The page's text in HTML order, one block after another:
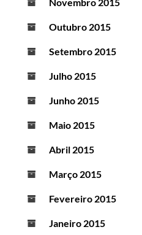
Outubro 2015
Setembro 2015
Julho 2015
Junho 2015
Maio 2015
Abril 2015
Março 2015
Fevereiro 2015
Janeiro 2015